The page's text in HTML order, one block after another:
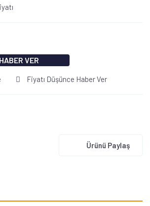
VER
Fiyatı Düşünce Haber Ver
Ürünü Paylaş